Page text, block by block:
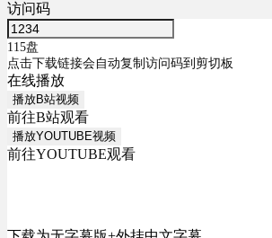
访问码
115盘
点击下载链接会自动复制访问码到剪切板
在线播放
播放B站视频
前往B站观看
播放YOUTUBE视频
前往YOUTUBE观看